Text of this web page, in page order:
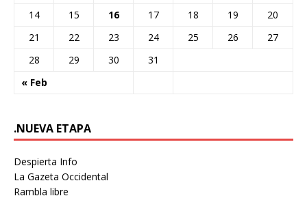
« Feb
14
15 16 17 18 19
20
21
22 23 24 25 26
27
28
29 30 31
.NUEVA ETAPA
Despierta Info
La Gazeta Occidental
Rambla libre